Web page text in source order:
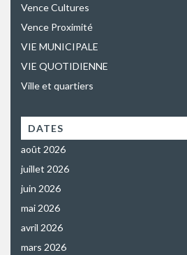
Vence Cultures
Vence Proximité
VIE MUNICIPALE
VIE QUOTIDIENNE
Ville et quartiers
DATES
août 2026
juillet 2026
juin 2026
mai 2026
avril 2026
mars 2026